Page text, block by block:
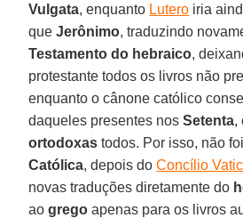
Vulgata, enquanto Lutero iria
queJerônimo, traduzindo
Testamento do hebraico,
protestante todos os livros não
enquanto o cânone católico
daqueles presentes nosSetenta,
ortodoxas todos. Por isso, não
Católica, depois doConcílio
novas traduções diretamente do
aogrego apenas para os livros